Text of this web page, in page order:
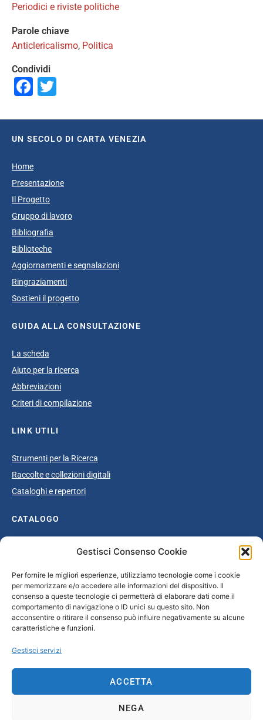
Gestisci Consenso Cookie
Per fornire le migliori esperienze, utilizziamo tecnologie come i cookie
per memorizzare e/o accedere alle informazioni del dispositivo. Il
consenso a queste tecnologie ci permetterà di elaborare dati come il
comportamento di navigazione o ID unici su questo sito. Non
acconsentire o ritirare il consenso può influire negativamente su alcune
caratteristiche e funzioni.
Gestisci servizi
ACCETTA
NEGA
Periodici e riviste politiche
Parole chiave
Anticlericalismo, Politica
Condividi
Facebook
UN SECOLO DI CARTA VENEZIA
Home
Presentazione
Il Progetto
Gruppo di lavoro
Bibliografia
Biblioteche
Aggiornamenti e segnalazioni
Ringraziamenti
Sostieni il progetto
GUIDA ALLA CONSULTAZIONE
La scheda
Aiuto per la ricerca
Abbreviazioni
Criteri di compilazione
LINK UTILI
Strumenti per la Ricerca
Raccolte e collezioni digitali
Cataloghi e repertori
CATALOGO
Catalogo completo
Età giolittiana
Grande Guerra e dopoguerra
Fascismo
Repubblica Sociale Italiana
CONTATTI